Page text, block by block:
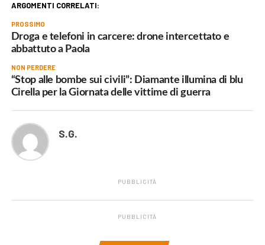
ARGOMENTI CORRELATI:
PROSSIMO
Droga e telefoni in carcere: drone intercettato e
abbattuto a Paola
NON PERDERE
“Stop alle bombe sui civili”: Diamante illumina di blu
Cirella per la Giornata delle vittime di guerra
S.G.
PUBBLICITÀ
PUBBLICITÀ